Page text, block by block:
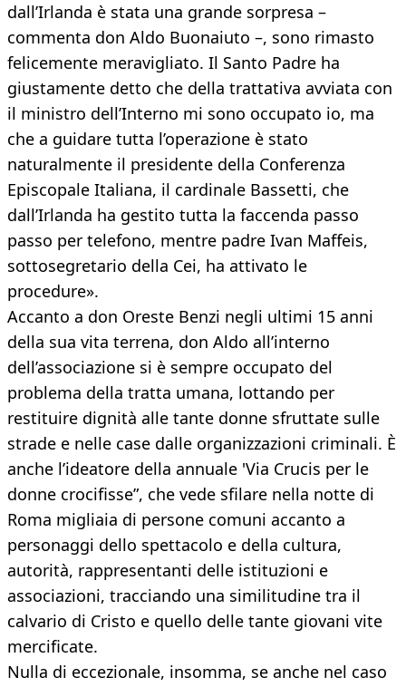
dall’Irlanda è stata una grande sorpresa –
commenta don Aldo Buonaiuto –, sono rimasto
felicemente meravigliato. Il Santo Padre ha
giustamente detto che della trattativa avviata con
il ministro dell’Interno mi sono occupato io, ma
che a guidare tutta l’operazione è stato
naturalmente il presidente della Conferenza
Episcopale Italiana, il cardinale Bassetti, che
dall’Irlanda ha gestito tutta la faccenda passo
passo per telefono, mentre padre Ivan Maffeis,
sottosegretario della Cei, ha attivato le
procedure».
Accanto a don Oreste Benzi negli ultimi 15 anni
della sua vita terrena, don Aldo all’interno
dell’associazione si è sempre occupato del
problema della tratta umana, lottando per
restituire dignità alle tante donne sfruttate sulle
strade e nelle case dalle organizzazioni criminali. È
anche l’ideatore della annuale 'Via Crucis per le
donne crocifisse”, che vede sfilare nella notte di
Roma migliaia di persone comuni accanto a
personaggi dello spettacolo e della cultura,
autorità, rappresentanti delle istituzioni e
associazioni, tracciando una similitudine tra il
calvario di Cristo e quello delle tante giovani vite
mercificate.
Nulla di eccezionale, insomma, se anche nel caso